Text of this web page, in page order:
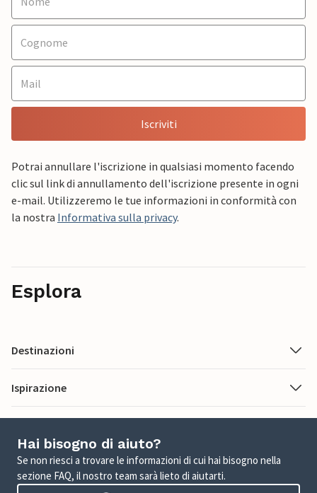
Iscriviti
Potrai annullare l'iscrizione in qualsiasi momento facendo
clic sul link di annullamento dell'iscrizione presente in ogni
e-mail. Utilizzeremo le tue informazioni in conformità con
la nostra Informativa sulla privacy.
Esplora
Destinazioni
Ispirazione
Hai bisogno di aiuto?
Se non riesci a trovare le informazioni di cui hai bisogno nella
sezione FAQ, il nostro team sarà lieto di aiutarti.